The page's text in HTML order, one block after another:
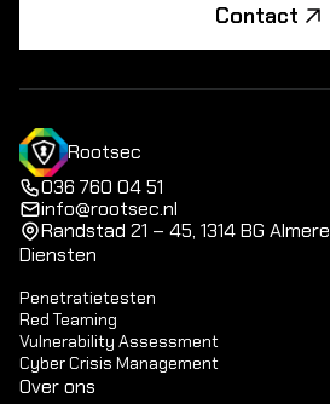
Contact
Rootsec
036 760 04 51
info@rootsec.nl
Randstad 21 – 45, 1314 BG Almere
Diensten
Penetratietesten
Red Teaming
Vulnerability Assessment
Cyber Crisis Management
Over ons